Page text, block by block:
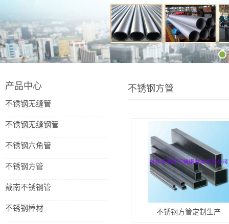
产品中心
不锈钢无缝管
不锈钢无缝钢管
不锈钢六角管
不锈钢方管
戴南不锈钢管
不锈钢棒材
不锈钢方管
不锈钢方管定制生产